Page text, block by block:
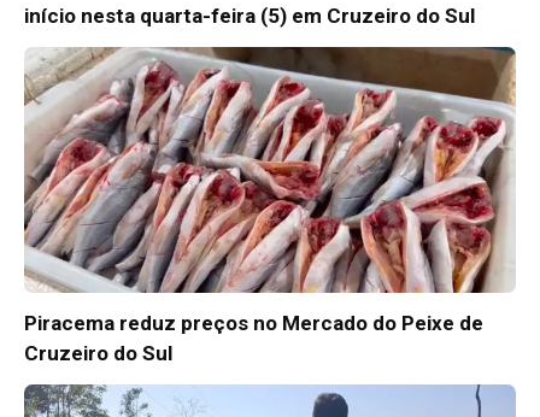
início nesta quarta-feira (5) em Cruzeiro do Sul
Piracema reduz preços no Mercado do Peixe de
Cruzeiro do Sul